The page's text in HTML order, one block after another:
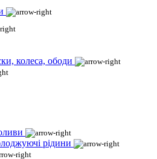
колеса, ободи
рідини